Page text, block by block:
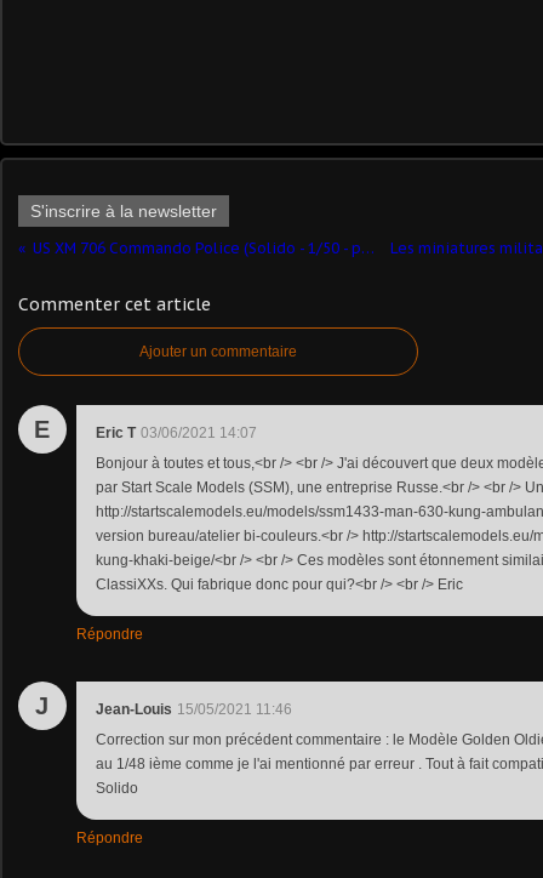
S'inscrire à la newsletter
US XM 706 Commando Police (Solido - 1/50 - par Hervé Ch.)
Commenter cet article
Ajouter un commentaire
E Eric T 03/06/2021 14:07
Bonjour à toutes et tous,<br /> <br /> J'ai découvert que deux
par Start Scale Models (SSM), une entreprise Russe.<br /> <br />
http://startscalemodels.eu/models/ssm1433-man-630-kung-
version bureau/atelier bi-couleurs.<br /> http://startscalemodels.eu/
kung-khaki-beige/<br /> <br /> Ces modèles sont étonnement
ClassiXXs. Qui fabrique donc pour qui?<br /> <br /> Eric
Répondre
J Jean-Louis 15/05/2021 11:46
Correction sur mon précédent commentaire : le Modèle Golden
au 1/48 ième comme je l'ai mentionné par erreur . Tout à fait
Solido
Répondre